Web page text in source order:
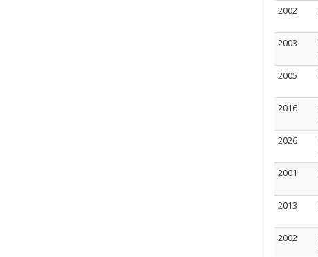
2002
2003
2005
2016
2026
2001
2013
2002